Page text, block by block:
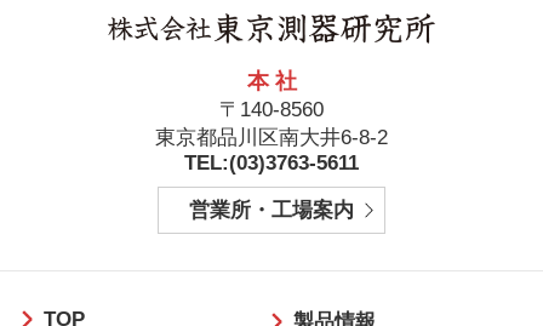
本 社
〒140-8560
東京都品川区南大井6-8-2
TEL:(03)3763-5611
営業所・工場案内
TOP 製品情報